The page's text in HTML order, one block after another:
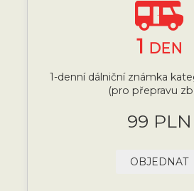
1 DEN
1-denní dálniční známka
(pro přepravu
99 PLN
OBJEDNAT